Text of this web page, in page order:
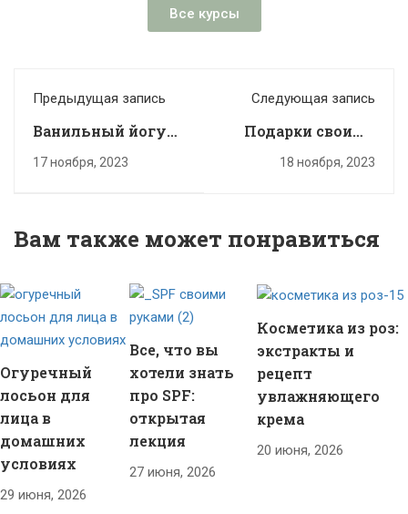
Все курсы
Предыдущая запись
Ванильный йогурт
для тела: 2 рецепта
17 ноября, 2023
Следующая запись
Подарки своими
руками:
18 ноября, 2023
Вам также может понравиться
Огуречный
лосьон для
лица в
домашних
условиях
29 июня, 2026
Все, что вы
хотели знать
про SPF:
открытая
лекция
27 июня, 2026
Косметика из роз:
экстракты и
рецепт
увлажняющего
крема
20 июня, 2026